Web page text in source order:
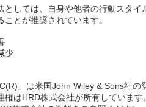
としては、自身や他者の行動スタ
とが推奨されています。
少
」は米国John Wiley & Sons社の
はHRD株式会社が所有しています。